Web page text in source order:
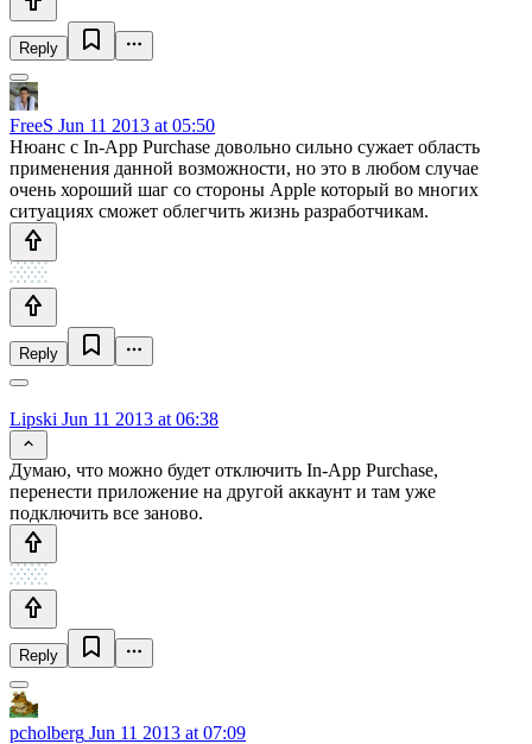
Reply
FreeS Jun 11 2013 at 05:50
Нюанс с In-App Purchase довольно сильно сужает область
применения данной возможности, но это в любом случае
очень хороший шаг со стороны Apple который во многих
ситуациях сможет облегчить жизнь разработчикам.
Reply
Lipski Jun 11 2013 at 06:38
Думаю, что можно будет отключить In-App Purchase,
перенести приложение на другой аккаунт и там уже
подключить все заново.
Reply
pcholberg Jun 11 2013 at 07:09